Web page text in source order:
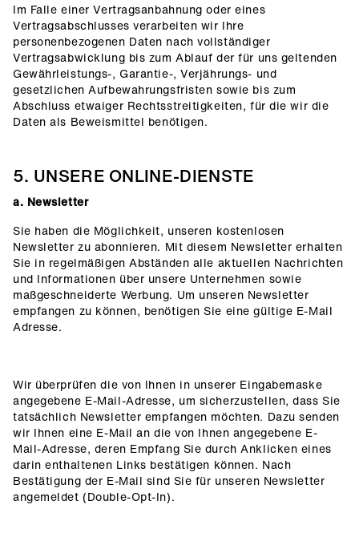
Im Falle einer Vertragsanbahnung oder eines
Vertragsabschlusses verarbeiten wir Ihre
personenbezogenen Daten nach vollständiger
Vertragsabwicklung bis zum Ablauf der für uns geltenden
Gewährleistungs-, Garantie-, Verjährungs- und
gesetzlichen Aufbewahrungsfristen sowie bis zum
Abschluss etwaiger Rechtsstreitigkeiten, für die wir die
Daten als Beweismittel benötigen.
5. UNSERE ONLINE-DIENSTE
a. Newsletter
Sie haben die Möglichkeit, unseren kostenlosen
Newsletter zu abonnieren. Mit diesem Newsletter erhalten
Sie in regelmäßigen Abständen alle aktuellen Nachrichten
und Informationen über unsere Unternehmen sowie
maßgeschneiderte Werbung. Um unseren Newsletter
empfangen zu können, benötigen Sie eine gültige E-Mail
Adresse.
Wir überprüfen die von Ihnen in unserer Eingabemaske
angegebene E-Mail-Adresse, um sicherzustellen, dass Sie
tatsächlich Newsletter empfangen möchten. Dazu senden
wir Ihnen eine E-Mail an die von Ihnen angegebene E-
Mail-Adresse, deren Empfang Sie durch Anklicken eines
darin enthaltenen Links bestätigen können. Nach
Bestätigung der E-Mail sind Sie für unseren Newsletter
angemeldet (Double-Opt-In).